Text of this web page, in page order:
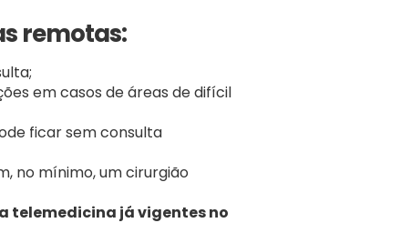
remotas:
em casos de áreas de difícil
ficar sem consulta
no mínimo, um cirurgião
telemedicina já vigentes no